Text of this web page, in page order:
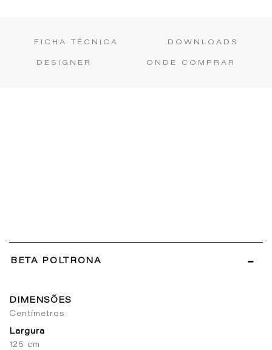
FICHA TÉCNICA DOWNLOADS
DESIGNER ONDE COMPRAR
BETA POLTRONA
DIMENSÕES
Centímetros
Largura
125 cm